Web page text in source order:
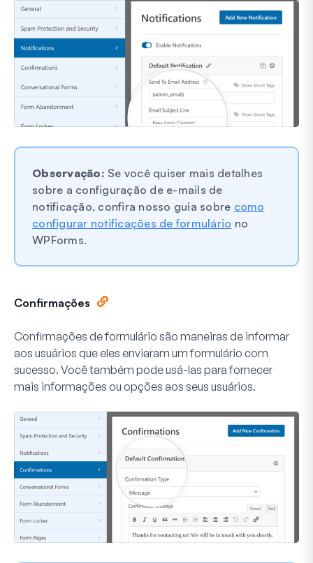
Observação: Se você quiser mais detalhes
sobre a configuração de e-mails de
notificação, confira nosso guia sobre como
configurar notificações de formulário no
WPForms.
Confirmações
Confirmações de formulário são maneiras de informar
aos usuários que eles enviaram um formulário com
sucesso. Você também pode usá-las para fornecer
mais informações ou opções aos seus usuários.